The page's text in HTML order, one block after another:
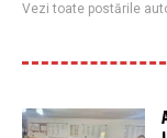
Vezi toate postările